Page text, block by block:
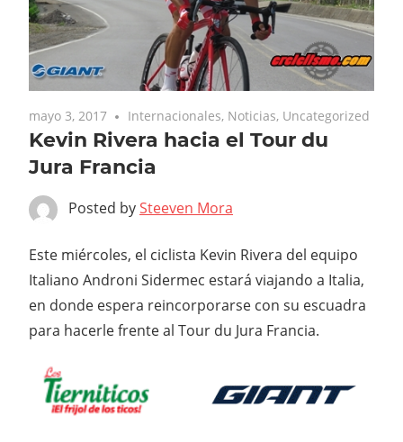
mayo 3, 2017 Internacionales, Noticias, Uncategorized
Kevin Rivera hacia el Tour du
Jura Francia
Posted bySteeven Mora
Este miércoles, el ciclista Kevin Rivera del equipo
Italiano Androni Sidermec estará viajando a Italia,
en donde espera reincorporarse con su escuadra
para hacerle frente al Tour du Jura Francia.